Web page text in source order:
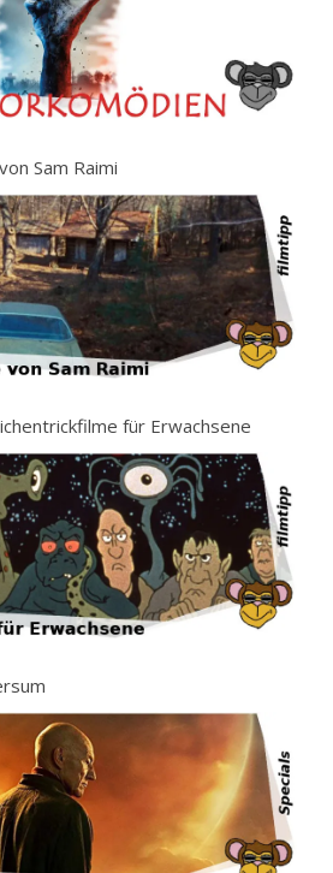
Sam Raimi
für Erwachsene